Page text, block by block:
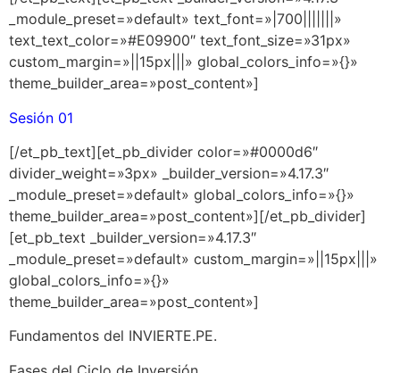
_module_preset=»default» text_font=»|700|||||||»
text_text_color=»#E09900″ text_font_size=»31px»
custom_margin=»||15px|||» global_colors_info=»{}»
theme_builder_area=»post_content»]
Sesión 01
[/et_pb_text][et_pb_divider color=»#0000d6″
divider_weight=»3px» _builder_version=»4.17.3″
_module_preset=»default» global_colors_info=»{}»
theme_builder_area=»post_content»][/et_pb_divider]
[et_pb_text _builder_version=»4.17.3″
_module_preset=»default» custom_margin=»||15px|||»
global_colors_info=»{}»
theme_builder_area=»post_content»]
Fundamentos del INVIERTE.PE.